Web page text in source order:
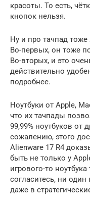
красоты. То есть,
кнопок нельзя.
Ну и про тачпад тоже
Во-первых, он тоже
Во-вторых, и это
действительно
подробнее.
Ноутбуки от Apple,
что их тачпады
99,99% ноутбуков от
сожалению, этого
Alienware 17 R4
быть не только у
игрового-то
согласитесь, ни один
даже в